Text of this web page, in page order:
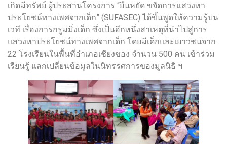
เกิดมีทรัพย์ ผู้ประสานโครงการ “ยืนหยัด ขจัดการแสวงหา
ประโยชน์ทางเพศจากเด็ก” (SUFASEC) ได้ขึ้นพูดให้ความรู้บน
เวที เรื่องการกรูมมิ่งเด็ก ซึ่งเป็นอีกหนึ่งสาเหตุที่นำไปสู่การ
แสวงหาประโยชน์ทางเพศจากเด็ก โดยมีเด็กและเยาวชนจาก
22 โรงเรียนในพื้นที่อำเภอเชียงของ จำนวน 500 คน เข้าร่วม
เรียนรู้ แลกเปลี่ยนข้อมูลในนิทรรศการของมูลนิธิ ฯ